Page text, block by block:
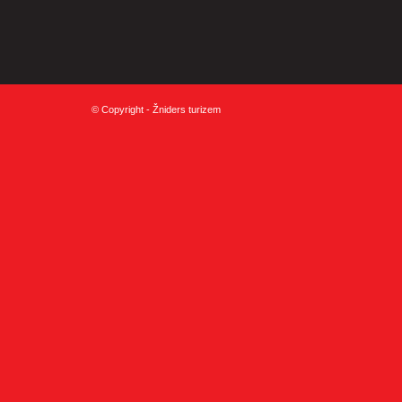
© Copyright - Žniders turizem